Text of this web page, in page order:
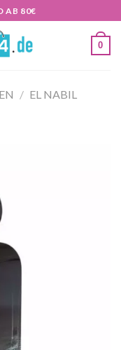
AB 80€
0
/ EL NABIL